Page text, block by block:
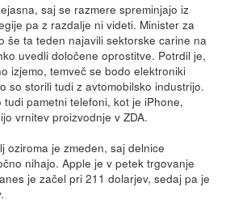
saj se razmere spreminjajo iz
pa z razdalje ni videti. Minister za
še ta teden najavili sektorske carine na
uvedli določene oprostitve. Potrdil je,
izjemo, temveč se bodo elektroniki
so storili tudi z avtomobilsko industrijo.
pametni telefoni, kot je iPhone,
vrnitev proizvodnje v ZDA.
oziroma je zmeden, saj delnice
nihajo. Apple je v petek trgovanje
je začel pri 211 dolarjev, sedaj pa je